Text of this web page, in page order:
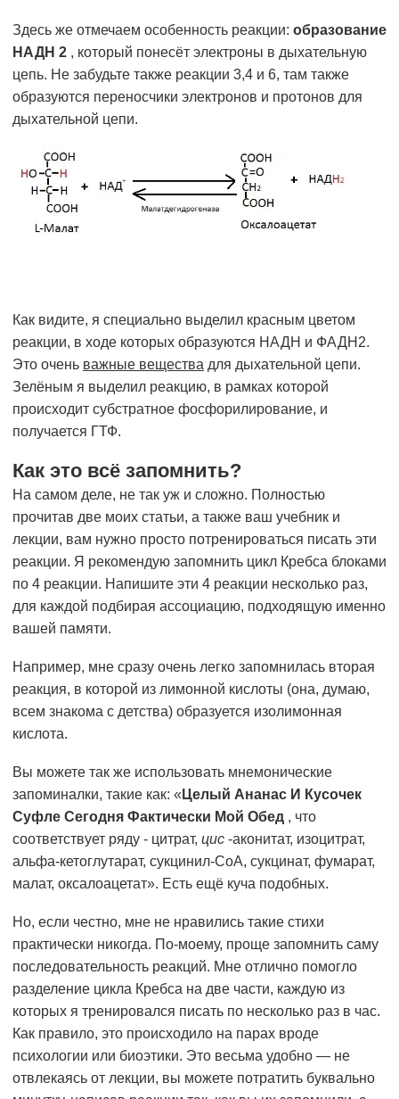
Здесь же отмечаем особенность реакции: образование
НАДH 2 , который понесёт электроны в дыхательную
цепь. Не забудьте также реакции 3,4 и 6, там также
образуются переносчики электронов и протонов для
дыхательной цепи.
Как видите, я специально выделил красным цветом
реакции, в ходе которых образуются НАДH и ФАДH2.
Это очень важные вещества для дыхательной цепи.
Зелёным я выделил реакцию, в рамках которой
происходит субстратное фосфорилирование, и
получается ГТФ.
Как это всё запомнить?
На самом деле, не так уж и сложно. Полностью
прочитав две моих статьи, а также ваш учебник и
лекции, вам нужно просто потренироваться писать эти
реакции. Я рекомендую запомнить цикл Кребса блоками
по 4 реакции. Напишите эти 4 реакции несколько раз,
для каждой подбирая ассоциацию, подходящую именно
вашей памяти.
Например, мне сразу очень легко запомнилась вторая
реакция, в которой из лимонной кислоты (она, думаю,
всем знакома с детства) образуется изолимонная
кислота.
Вы можете так же использовать мнемонические
запоминалки, такие как: « Целый Ананас И Кусочек
Суфле Сегодня Фактически Мой Обед , что
соответствует ряду - цитрат, цис -аконитат, изоцитрат,
альфа-кетоглутарат, сукцинил-CoA, сукцинат, фумарат,
малат, оксалоацетат». Есть ещё куча подобных.
Но, если честно, мне не нравились такие стихи
практически никогда. По-моему, проще запомнить саму
последовательность реакций. Мне отлично помогло
разделение цикла Кребса на две части, каждую из
которых я тренировался писать по несколько раз в час.
Как правило, это происходило на парах вроде
психологии или биоэтики. Это весьма удобно — не
отвлекаясь от лекции, вы можете потратить буквально